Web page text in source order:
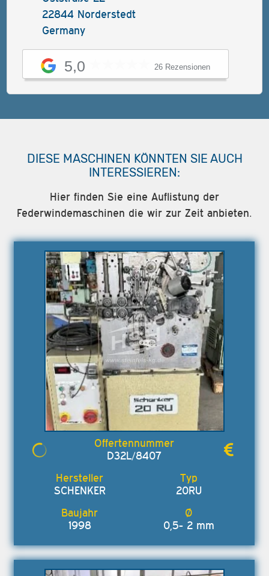
22844 Norderstedt
Germany
5,0 26 Rezensionen
DIESE MASCHINEN KÖNNTEN SIE AUCH
INTERESSIEREN:
Hier finden Sie eine Auflistung der
Federwindemaschinen die wir zur Zeit anbieten.
D32L/8407
SCHENKER 20RU
1998 0,5- 2 mm